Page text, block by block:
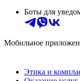
Боты для
Мобильное
Этика и